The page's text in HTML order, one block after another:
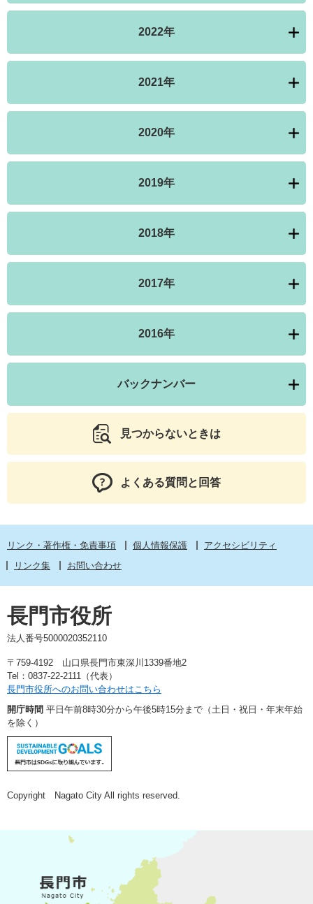
2022年
2021年
2020年
2019年
2018年
2017年
2016年
バックナンバー
見つからないときは
よくある質問と回答
リンク・著作権・免責事項 個人情報保護
アクセシビリティ
リンク集
お問い合わせ
長門市役所
法人番号5000020352110
〒759-4192 山口県長門市東深川1339番地2
Tel：0837-22-2111（代表）
長門市役所へのお問い合わせはこちら
開庁時間 平日午前8時30分から午後5時15分まで（土日・祝日・年末年始
を除く）
Copyright Nagato City All rights reserved.